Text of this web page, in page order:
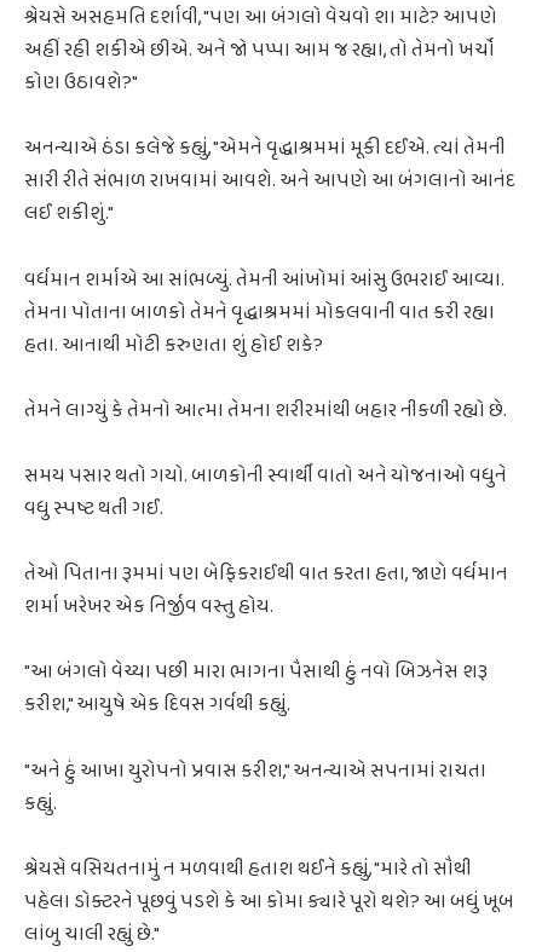
શ્રેયસે અસહમતિ દર્શાવી, "પણ આ બંગલો વેચવો શા માટે? આપણે
અહીં રહી શકીએ છીએ. અને જો પપ્પા આમ જ રહ્યા, તો તેમનો ખર્ચો
કોણ ઉઠાવશે?"
અનન્યાએ ઠંડા કલેજે કહ્યું, "એમને વૃદ્ધાશ્રમમાં મૂકી દઈએ. ત્યાં તેમની
સારી રીતે સંભાળ રાખવામાં આવશે. અને આપણે આ બંગલાનો આનંદ
લઈ શકીશું."
વર્ધમાન શર્માએ આ સાંભળ્યું. તેમની આંખોમાં આંસુ ઉભરાઈ આવ્યા.
તેમના પોતાના બાળકો તેમને વૃદ્ધાશ્રમમાં મોકલવાની વાત કરી રહ્યા
હતા. આનાથી મોટી કરુણતા શું હોઈ શકે?
તેમને લાગ્યું કે તેમનો આત્મા તેમના શરીરમાંથી બહાર નીકળી રહ્યો છે.
સમય પસાર થતો ગયો. બાળકોની સ્વાર્થી વાતો અને યોજનાઓ વધુને
વધુ સ્પષ્ટ થતી ગઈ.
તેઓ પિતાના રૂમમાં પણ બેફિકરાઈથી વાત કરતા હતા, જાણે વર્ધમાન
શર્મા ખરેખર એક નિર્જીવ વસ્તુ હોય.
"આ બંગલો વેચ્યા પછી મારા ભાગના પૈસાથી હું નવો બિઝનેસ શરૂ
કરીશ," આયુષે એક દિવસ ગર્વથી કહ્યું.
"અને હું આખા યુરોપનો પ્રવાસ કરીશ," અનન્યાએ સપનામાં રાચતા
કહ્યું.
શ્રેયસે વસિયતનામું ન મળવાથી હતાશ થઈને કહ્યું, "મારે તો સૌથી
પહેલા ડોક્ટરને પૂછવું પડશે કે આ કોમા ક્યારે પૂરો થશે? આ બધું ખૂબ
લાંબુ ચાલી રહ્યું છે."